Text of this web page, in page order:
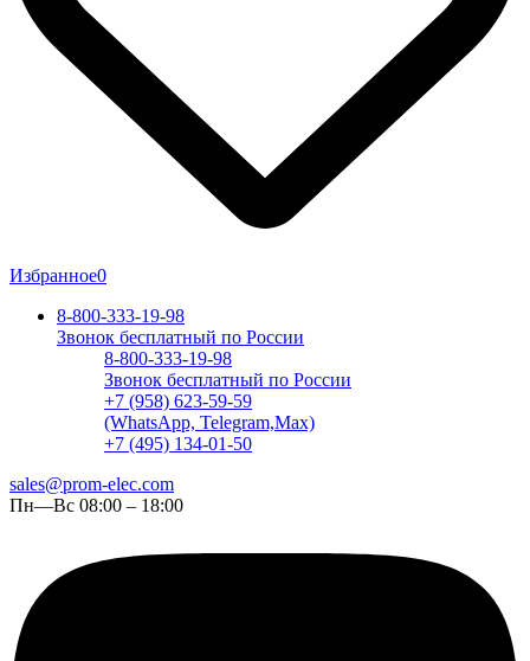
Избранное0
8-800-333-19-98
Звонок бесплатный по России
8-800-333-19-98
Звонок бесплатный по России
+7 (958) 623-59-59
(WhatsApp, Telegram,Max)
+7 (495) 134-01-50
sales@prom-elec.com
Пн—Вс 08:00 – 18:00